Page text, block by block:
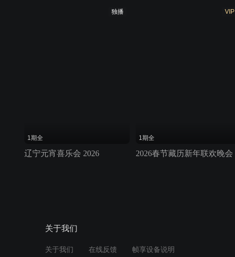
独播
1期全
辽宁元宵喜乐会 2026
VIP
1期全
2026春节藏历新年联欢晚会
关于我们
关于我们 在线反馈 帧享设备说明